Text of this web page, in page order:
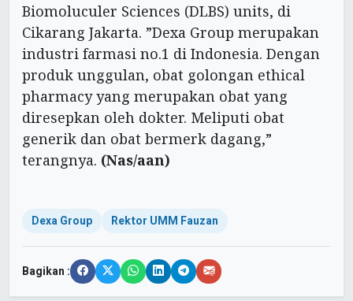
Biomoluculer Sciences (DLBS) units, di
Cikarang Jakarta. ”Dexa Group merupakan
industri farmasi no.1 di Indonesia. Dengan
produk unggulan, obat golongan ethical
pharmacy yang merupakan obat yang
diresepkan oleh dokter. Meliputi obat
generik dan obat bermerk dagang,”
terangnya. (Nas/aan)
Dexa Group Rektor UMM Fauzan
Bagikan :